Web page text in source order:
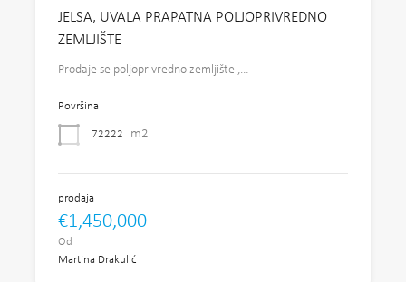
JELSA, UVALA PRAPATNA POLJOPRIVREDNO
ZEMLJIŠTE
Prodaje se poljoprivredno zemljište ,…
Površina
72222 m2
prodaja
€1,450,000
Od
Martina Drakulić